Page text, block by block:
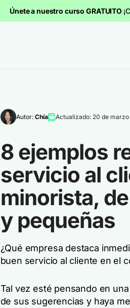
Únete a nuestro curso GRATUITO
Autor: Chía Actualizado: 20 de
8 ejemplos
servicio al
minorista,
y pequeñas
¿Qué empresa destaca
buen servicio al cliente en el
Tal vez esté pensando en
de sus sugerencias y haya